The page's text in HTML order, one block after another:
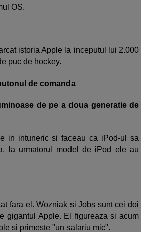
OS.
istoria Apple la inceputul lui 2.000
puc de hockey.
de comanda
de pe a doua generatie de
in intuneric si faceau ca iPod-ul sa
la urmatorul model de iPod ele au
fara el. Wozniak si Jobs sunt cei doi
gigantul Apple. El figureaza si acum
si primeste "un salariu mic".